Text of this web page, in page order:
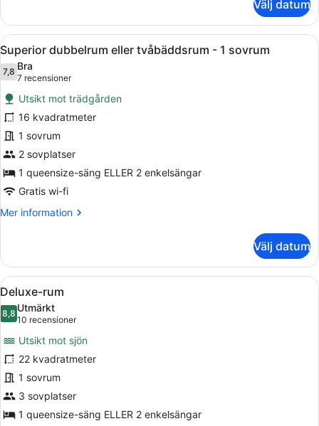
dubbelrum
eller
tvåbäddsrum
1
sovrum
sjöutsikt
Välj datum
Öppna
alla
foton
för
Superior
dubbelrum
eller
tvåbäddsrum
-
1
sovrum
Ett hotellrum med en stor säng,
3
Superior dubbelrum eller tvåbäddsrum - 1 sovrum
7,87,8 av 10
Bra
7 recensioner
(7 recensioner)
Utsikt mot trädgården
16 kvadratmeter
1 sovrum
2 sovplatser
1 queensize-säng ELLER 2 enkelsängar
Gratis wi-fi
Mer information
Mer
dubbelrum
eller
tvåbäddsrum
1
sovrum
Välj datum
Öppna
alla
foton
Deluxe-
rum
Ett hotellrum med en stor säng,
6
Deluxe-rum
8,88,8 av 10
Utmärkt
10 recensioner
(10 recensioner)
Utsikt mot sjön
22 kvadratmeter
1 sovrum
3 sovplatser
1 queensize-säng ELLER 2 enkelsängar